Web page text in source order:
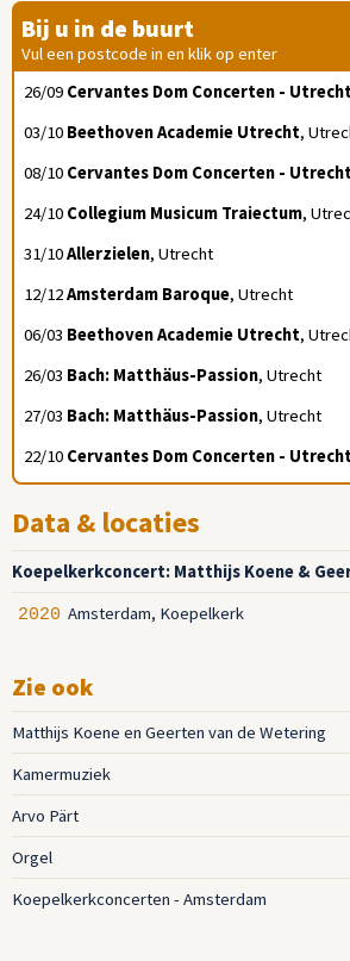
Bij u in de buurt
Vul een postcode in en klik op enter
26/09 Cervantes Dom Concerten -
03/10 Beethoven Academie Utrecht,
08/10 Cervantes Dom Concerten -
24/10 Collegium Musicum Traiectum,
31/10Allerzielen, Utrecht
12/12Amsterdam Baroque, Utrecht
06/03 Beethoven Academie Utrecht,
26/03 Bach: Matthäus-Passion, Utrecht
27/03 Bach: Matthäus-Passion, Utrecht
22/10 Cervantes Dom Concerten -
Data & locaties
Koepelkerkconcert: Matthijs Koene &
2020 Amsterdam, Koepelkerk
Zie ook
Matthijs Koene en Geerten van de Wetering
Kamermuziek
Arvo Pärt
Orgel
Koepelkerkconcerten - Amsterdam